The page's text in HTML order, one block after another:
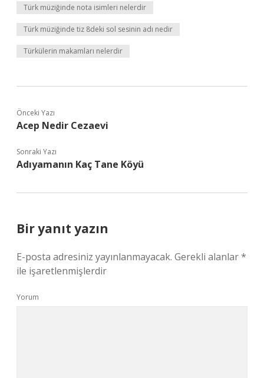
Türk müziğinde nota isimleri nelerdir
Türk müziğinde tiz 8deki sol sesinin adı nedir
Türkülerin makamları nelerdir
Önceki Yazı
Acep Nedir Cezaevi
Sonraki Yazı
Adıyamanın Kaç Tane Köyü
Bir yanıt yazın
E-posta adresiniz yayınlanmayacak. Gerekli alanlar*
ile işaretlenmişlerdir
Yorum